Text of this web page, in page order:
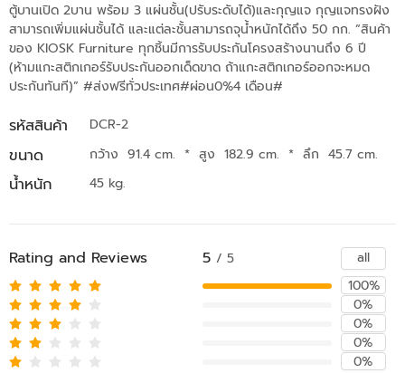
ตู้บานเปิด 2บาน พร้อม 3 แผ่นชั้น(ปรับระดับได้)และกุญแจ กุญแจทรงฝัง
สามารถเพิ่มแผ่นชั้นได้ และแต่ละชั้นสามารถจุน้ำหนักได้ถึง 50 กก. “สินค้า
ของ KIOSK Furniture ทุกชิ้นมีการรับประกันโครงสร้างนานถึง 6 ปี
(ห้ามแกะสติกเกอร์รับประกันออกเด็ดขาด ถ้าแกะสติกเกอร์ออกจะหมด
ประกันทันที)” #ส่งฟรีทั่วประเทศ#ผ่อน0%4 เดือน#
รหัสสินค้า DCR-2
ขนาด กว้าง 91.4 cm. * สูง 182.9 cm. * ลึก 45.7 cm.
น้ำหนัก 45 kg.
Rating and Reviews 5 / 5
all
100%
0%
0%
0%
0%